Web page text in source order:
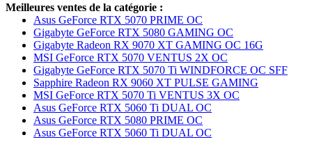
Meilleures ventes de la catégorie :
Asus GeForce RTX 5070 PRIME OC
Gigabyte GeForce RTX 5080 GAMING OC
Gigabyte Radeon RX 9070 XT GAMING OC 16G
MSI GeForce RTX 5070 VENTUS 2X OC
Gigabyte GeForce RTX 5070 Ti WINDFORCE OC SFF
Sapphire Radeon RX 9060 XT PULSE GAMING
MSI GeForce RTX 5070 Ti VENTUS 3X OC
Asus GeForce RTX 5060 Ti DUAL OC
Asus GeForce RTX 5080 PRIME OC
Asus GeForce RTX 5060 Ti DUAL OC